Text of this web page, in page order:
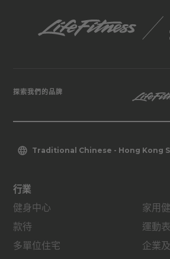
探索我們的品牌
Traditional Chinese - Hong Kong
行業
健身中心
款待
多單位住宅
家用
運動
企業